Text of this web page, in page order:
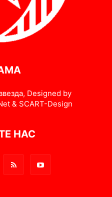
Designed by
& SCART-Design
НАС